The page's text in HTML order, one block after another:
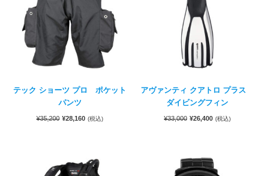
テック ショーツ プロ ポケット
パンツ
¥35,200 ¥28,160 (税込)
アヴァンティ クアトロ プラス
ダイビングフィン
¥33,000 ¥26,400 (税込)